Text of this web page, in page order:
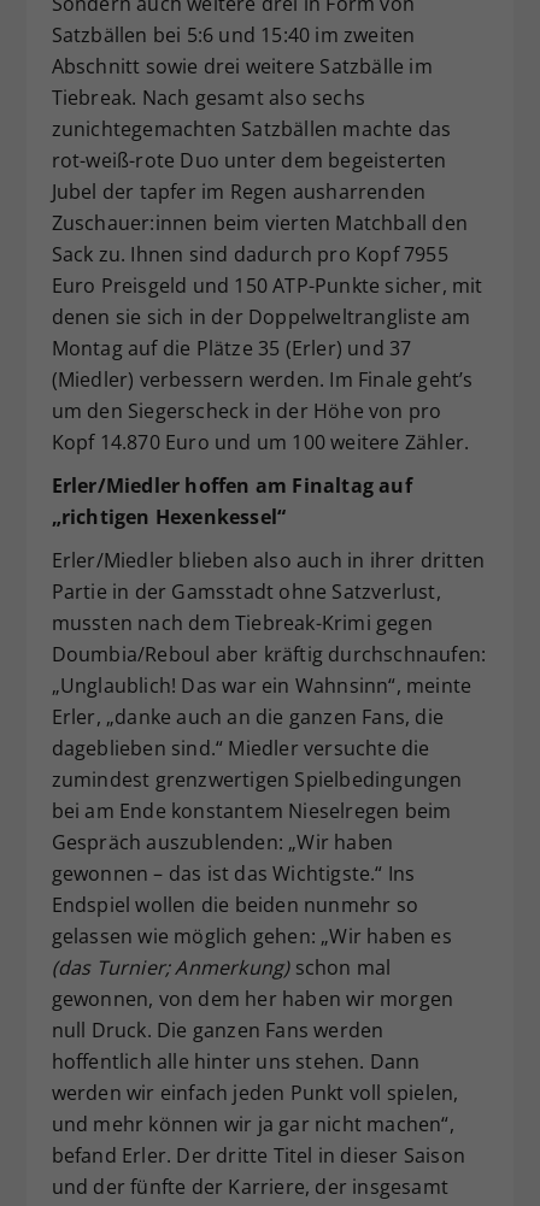
Satzbällen bei 5:6 und 15:40 im zweiten
Abschnitt sowie drei weitere Satzbälle im
Tiebreak. Nach gesamt also sechs
zunichtegemachten Satzbällen machte das
rot-weiß-rote Duo unter dem begeisterten
Jubel der tapfer im Regen ausharrenden
Zuschauer:innen beim vierten Matchball den
Sack zu. Ihnen sind dadurch pro Kopf 7955
Euro Preisgeld und 150 ATP-Punkte sicher, mit
denen sie sich in der Doppelweltrangliste am
Montag auf die Plätze 35 (Erler) und 37
(Miedler) verbessern werden. Im Finale geht’s
um den Siegerscheck in der Höhe von pro
Kopf 14.870 Euro und um 100 weitere Zähler.
Erler/Miedler hoffen am Finaltag auf
„richtigen Hexenkessel“
Erler/Miedler blieben also auch in ihrer dritten
Partie in der Gamsstadt ohne Satzverlust,
mussten nach dem Tiebreak-Krimi gegen
Doumbia/Reboul aber kräftig durchschnaufen:
„Unglaublich! Das war ein Wahnsinn“, meinte
Erler, „danke auch an die ganzen Fans, die
dageblieben sind.“ Miedler versuchte die
zumindest grenzwertigen Spielbedingungen
bei am Ende konstantem Nieselregen beim
Gespräch auszublenden: „Wir haben
gewonnen – das ist das Wichtigste.“ Ins
Endspiel wollen die beiden nunmehr so
gelassen wie möglich gehen: „Wir haben es
(das Turnier; Anmerkung)schon mal
gewonnen, von dem her haben wir morgen
null Druck. Die ganzen Fans werden
hoffentlich alle hinter uns stehen. Dann
werden wir einfach jeden Punkt voll spielen,
und mehr können wir ja gar nicht machen“,
befand Erler. Der dritte Titel in dieser Saison
und der fünfte der Karriere, der insgesamt